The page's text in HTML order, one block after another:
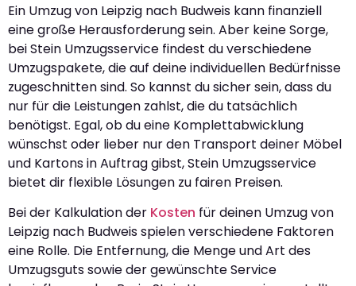
Ein Umzug von Leipzig nach Budweis kann finanziell
eine große Herausforderung sein. Aber keine Sorge,
bei Stein Umzugsservice findest du verschiedene
Umzugspakete, die auf deine individuellen Bedürfnisse
zugeschnitten sind. So kannst du sicher sein, dass du
nur für die Leistungen zahlst, die du tatsächlich
benötigst. Egal, ob du eine Komplettabwicklung
wünschst oder lieber nur den Transport deiner Möbel
und Kartons in Auftrag gibst, Stein Umzugsservice
bietet dir flexible Lösungen zu fairen Preisen.
Bei der Kalkulation der Kosten für deinen Umzug von
Leipzig nach Budweis spielen verschiedene Faktoren
eine Rolle. Die Entfernung, die Menge und Art des
Umzugsguts sowie der gewünschte Service